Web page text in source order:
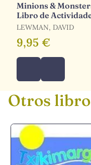
Minions &
Libro de
Oficial
LEWMAN, DAVID
9,95 €
Otros